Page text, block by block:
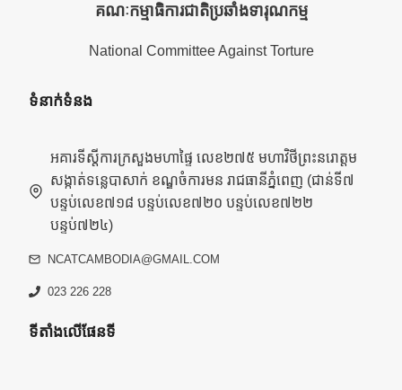
គណៈកម្មាធិការជាតិប្រឆាំងទារុណកម្ម
National Committee Against Torture
ទំនាក់ទំនង
អគារទីស្តីការក្រសួងមហាផ្ទៃ លេខ២៧៥ មហាវិថីព្រះនរោត្តម
សង្កាត់ទន្លេបាសាក់ ខណ្ឌចំការមន រាជធានីភ្នំពេញ (ជាន់ទី៧
បន្ទប់លេខ៧១៨ បន្ទប់លេខ៧២០ បន្ទប់លេខ៧២២
បន្ទប់៧២៤)
NCATCAMBODIA@GMAIL.COM
023 226 228
ទីតាំងលើផែនទី